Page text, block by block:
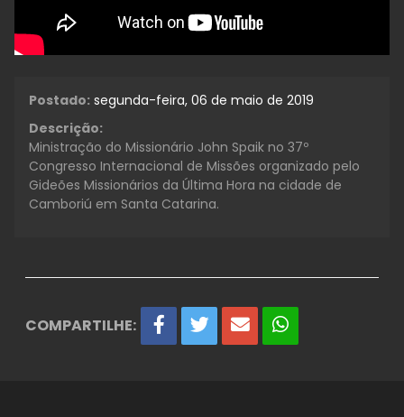
Postado: segunda-feira, 06 de maio de 2019
Descrição:
Ministração do Missionário John Spaik no 37º
Congresso Internacional de Missões organizado pelo
Gideões Missionários da Última Hora na cidade de
Camboriú em Santa Catarina.
COMPARTILHE: